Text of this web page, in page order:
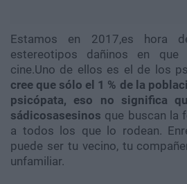
Estamos en 2017,es hora
estereotipos dañinos en que
cine.Uno de ellos es el de los
cree que sólo el 1 % de la
psicópata, eso no significa
sádicosasesinos que buscan la
a todos los que lo rodean.
puede ser tu vecino, tu
unfamiliar.